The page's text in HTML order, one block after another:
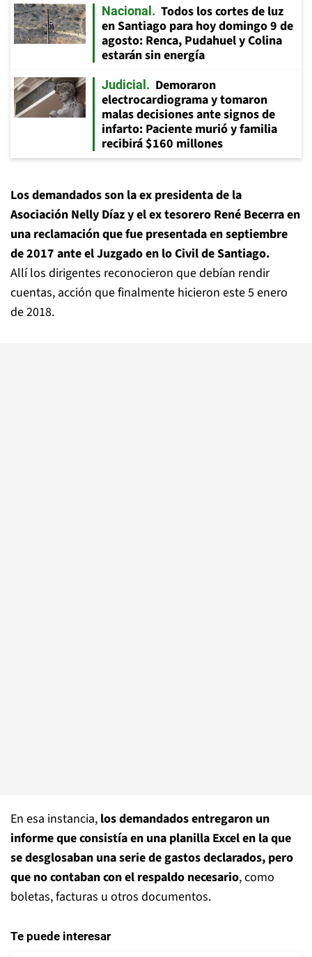
Nacional
Todos los cortes de luz
en Santiago para hoy domingo 9 de
agosto: Renca, Pudahuel y Colina
estarán sin energía
Judicial
Demoraron
electrocardiograma y tomaron
malas decisiones ante signos de
infarto: Paciente murió y familia
recibirá $160 millones
Los demandados son la ex presidenta de la
Asociación Nelly Díaz y el ex tesorero René Becerra en
una reclamación que fue presentada en septiembre
de 2017 ante el Juzgado en lo Civil de Santiago.
Allí los dirigentes reconocieron que debían rendir
cuentas, acción que finalmente hicieron este 5 enero
de 2018.
En esa instancia, los demandados entregaron un
informe que consistía en una planilla Excel en la que
se desglosaban una serie de gastos declarados, pero
que no contaban con el respaldo necesario, como
boletas, facturas u otros documentos.
Te puede interesar